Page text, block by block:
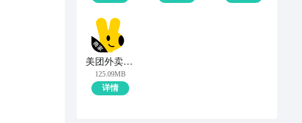
美团外卖商家版
125.09MB
详情